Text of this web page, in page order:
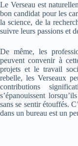
Le Verseau est
bon candidat pour les
la science, de la
suivre leurs passions et
De même, les
peuvent convenir à
projets et le travail
rebelle, les Verseaux
contributions
s’épanouissent
sans se sentir étouffés.
dans un bureau est un